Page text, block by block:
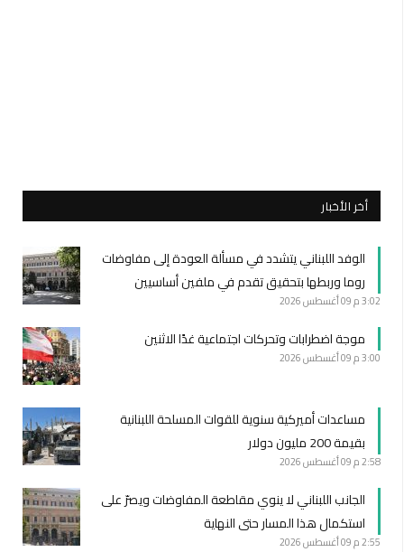
أخر الأخبار
الوفد اللبناني يتشدد في مسألة العودة إلى مفاوضات
روما وربطها بتحقيق تقدم في ملفين أساسيين
3:02 م 09 أغسطس 2026
موجة اضطرابات وتحركات اجتماعية غدًا الاثنين
3:00 م 09 أغسطس 2026
مساعدات أميركية سنوية للقوات المسلحة اللبنانية
بقيمة 200 مليون دولار
2:58 م 09 أغسطس 2026
الجانب اللبناني لا ينوي مقاطعة المفاوضات ويصرّ على
استكمال هذا المسار حتى النهاية
2:55 م 09 أغسطس 2026